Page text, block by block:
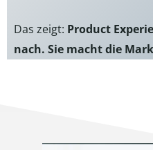
Das zeigt: Product
nach. Sie macht die